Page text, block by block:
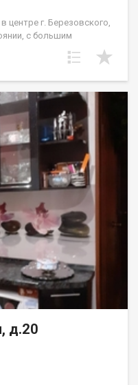
центре г. Березовского,
с большим
Шуманских
д.20